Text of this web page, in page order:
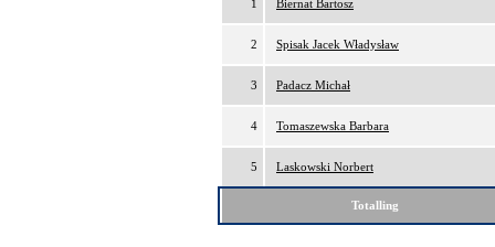
1 Biernat Bartosz
2 Spisak Jacek Władysław
3 Padacz Michał
4 Tomaszewska Barbara
5 Laskowski Norbert
Totalling